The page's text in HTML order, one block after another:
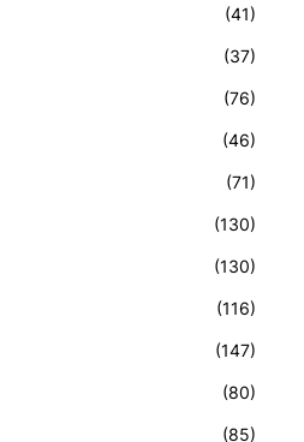
(41)
(37)
(76)
(46)
(71)
(130)
(130)
(116)
(147)
(80)
(85)